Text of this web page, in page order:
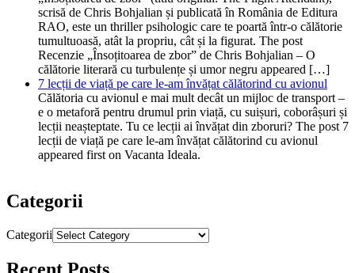
scrisă de Chris Bohjalian și publicată în România de Editura
RAO, este un thriller psihologic care te poartă într-o călătorie
tumultuoasă, atât la propriu, cât și la figurat. The post
Recenzie „Însoțitoarea de zbor” de Chris Bohjalian – O
călătorie literară cu turbulențe și umor negru appeared […]
7 lecții de viață pe care le-am învățat călătorind cu avionul
Călătoria cu avionul e mai mult decât un mijloc de transport –
e o metaforă pentru drumul prin viață, cu suișuri, coborâșuri și
lecții neașteptate. Tu ce lecții ai învățat din zboruri? The post 7
lecții de viață pe care le-am învățat călătorind cu avionul
appeared first on Vacanta Ideala.
Categorii
Categorii